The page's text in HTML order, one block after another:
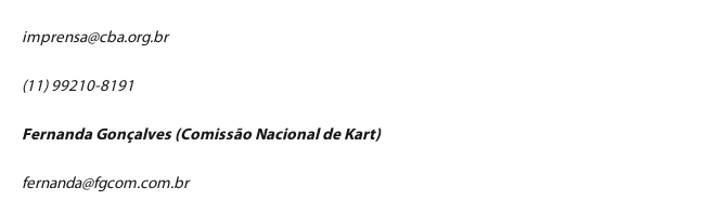
imprensa@cba.org.br
(11) 99210-8191
Fernanda Gonçalves (Comissão Nacional de Kart)
fernanda@fgcom.com.br